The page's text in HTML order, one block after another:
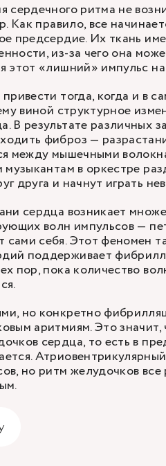
сердечного ритма не
Как правило, все
предсердие. Их ткань
из-за чего она
этот «лишний» импульс
тогда, когда и в
виной структурное
В результате различных
фиброз —
между мышечными
музыкантам в оркестре
друга и начнут играть
сердца возникает
волн импульсов —
себя. Этот феномен
поддерживает
пор, пока количество
но конкретно
аритмиям. Это значит,
сердца, то есть в
но ритм желудочков все